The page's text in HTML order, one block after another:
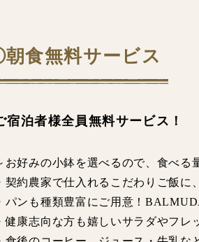
食無料サービス
宿泊者様全員無料サービス！
お好みの小鉢を選べるので、食べる
契約農家で仕入れるこだわりご飯
パンも種類豊富にご用意！
健康志向な方も嬉しいサラダやフレ